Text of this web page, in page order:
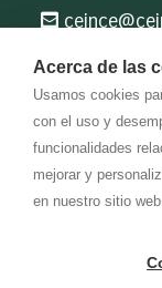
Acerca de las
Usamos cookies
con el uso y
funcionalidades
mejorar y
en nuestro sitio
ceince@
Mi querida
CEINCE
Bibliomanes
CEINCE Blog